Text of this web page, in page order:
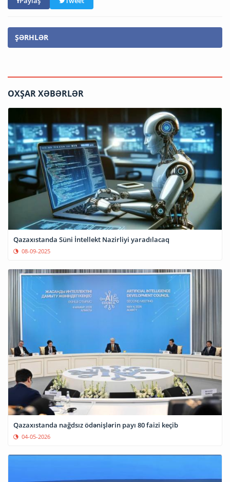
ŞƏRHLƏR
OXŞAR XƏBƏRLƏR
Qazaxıstanda Süni İntellekt Nazirliyi yaradılacaq
08-09-2025
Qazaxıstanda nağdsız ödənişlərin payı 80 faizi keçib
04-05-2026